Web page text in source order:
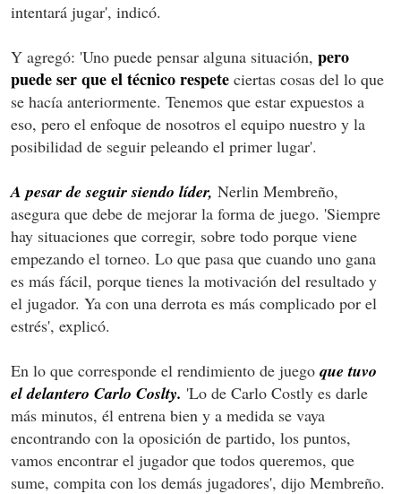
intentará jugar', indicó.
Y agregó: 'Uno puede pensar alguna situación, pero
puede ser que el técnico respete ciertas cosas del lo que
se hacía anteriormente. Tenemos que estar expuestos a
eso, pero el enfoque de nosotros el equipo nuestro y la
posibilidad de seguir peleando el primer lugar'.
A pesar de seguir siendo líder, Nerlin Membreño,
asegura que debe de mejorar la forma de juego. 'Siempre
hay situaciones que corregir, sobre todo porque viene
empezando el torneo. Lo que pasa que cuando uno gana
es más fácil, porque tienes la motivación del resultado y
el jugador. Ya con una derrota es más complicado por el
estrés', explicó.
En lo que corresponde el rendimiento de juego que tuvo
el delantero Carlo Coslty. 'Lo de Carlo Costly es darle
más minutos, él entrena bien y a medida se vaya
encontrando con la oposición de partido, los puntos,
vamos encontrar el jugador que todos queremos, que
sume, compita con los demás jugadores', dijo Membreño.